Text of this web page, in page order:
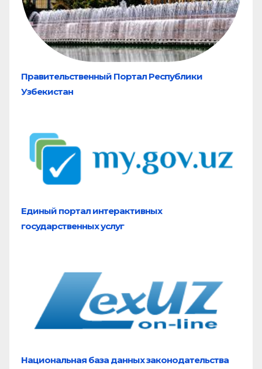
Правительственный Портал Республики
Узбекистан
Единый портал интерактивных
государственных услуг
Национальная база данных законодательства